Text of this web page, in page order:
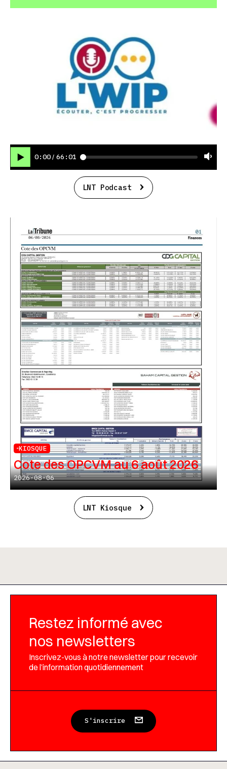
0:00 / 66:01
LNT Podcast
KIOSQUE
Cote des OPCVM au 6 août 2026
2026-08-06
LNT Kiosque
Restez informé avec
nos newsletters
Inscrivez-vous à notre newsletter pour recevoir
de l’information quotidiennement
S'inscrire